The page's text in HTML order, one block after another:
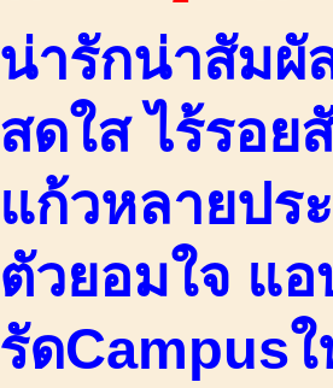
น่ารักน่าสัมผั
สดใส ไร้รอ
แก้วหลายปร
ตัวยอมใจ แ
รัดCampus